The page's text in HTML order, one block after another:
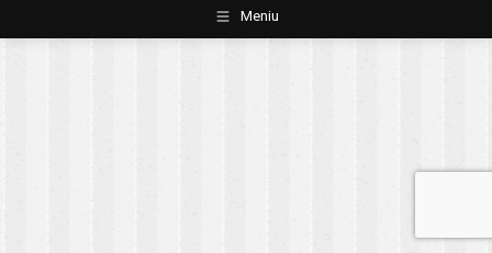
Meniu